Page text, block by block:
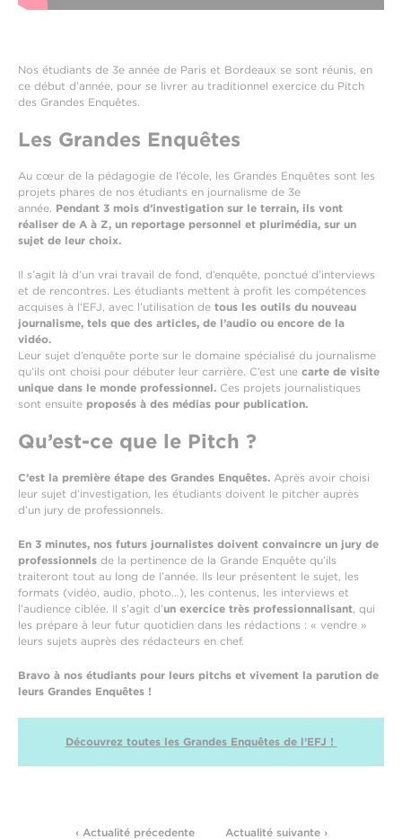
Nos étudiants de 3e année de Paris et Bordeaux se sont réunis, en
ce début d’année, pour se livrer au traditionnel exercice du Pitch
des Grandes Enquêtes.
Les Grandes Enquêtes
Au cœur de la pédagogie de l’école, les Grandes Enquêtes sont les
projets phares de nos étudiants en journalisme de 3e
année. Pendant 3 mois d’investigation sur le terrain, ils vont
réaliser de A à Z, un reportage personnel et plurimédia, sur un
sujet de leur choix.
Il s’agit là d’un vrai travail de fond, d’enquête, ponctué d’interviews
et de rencontres. Les étudiants mettent à profit les compétences
acquises à l’EFJ, avec l’utilisation de tous les outils du nouveau
journalisme, tels que des articles, de l’audio ou encore de la
vidéo.
Leur sujet d’enquête porte sur le domaine spécialisé du journalisme
qu’ils ont choisi pour débuter leur carrière. C’est une carte de visite
unique dans le monde professionnel. Ces projets journalistiques
sont ensuite proposés à des médias pour publication.
Qu’est-ce que le Pitch ?
C’est la première étape des Grandes Enquêtes. Après avoir choisi
leur sujet d’investigation, les étudiants doivent le pitcher auprès
d’un jury de professionnels.
En 3 minutes, nos futurs journalistes doivent convaincre un jury de
professionnels de la pertinence de la Grande Enquête qu’ils
traiteront tout au long de l’année. Ils leur présentent le sujet, les
formats (vidéo, audio, photo…), les contenus, les interviews et
l’audience ciblée. Il s’agit d’un exercice très professionnalisant, qui
les prépare à leur futur quotidien dans les rédactions : « vendre »
leurs sujets auprès des rédacteurs en chef.
Bravo à nos étudiants pour leurs pitchs et vivement la parution de
leurs Grandes Enquêtes !
Découvrez toutes les Grandes Enquêtes de l’EFJ !
‹ Actualité précedente Actualité suivante ›